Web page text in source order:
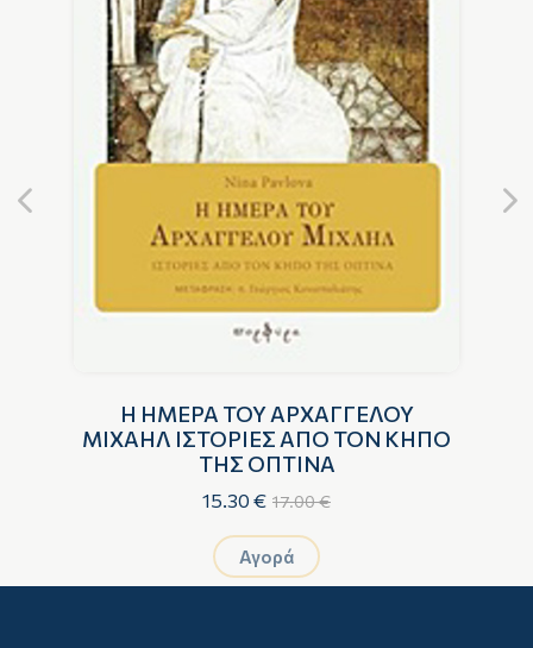
Η ΗΜΕΡΑ ΤΟΥ ΑΡΧΑΓΓΕΛΟΥ
ΜΙΧΑΗΛ ΙΣΤΟΡΙΕΣ ΑΠΟ ΤΟΝ ΚΗΠΟ
ΤΗΣ ΟΠΤΙΝΑ
15.30 € 17.00 €
Αγορά